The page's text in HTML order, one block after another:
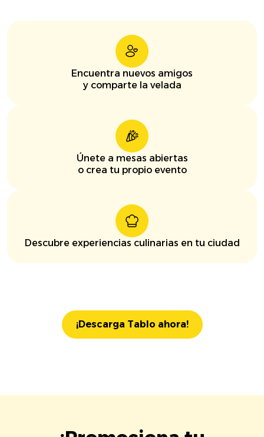
Encuentra nuevos amigos
y comparte la velada
Únete a mesas abiertas
o crea tu propio evento
Descubre experiencias culinarias en tu ciudad
¡Descarga Tablo ahora!